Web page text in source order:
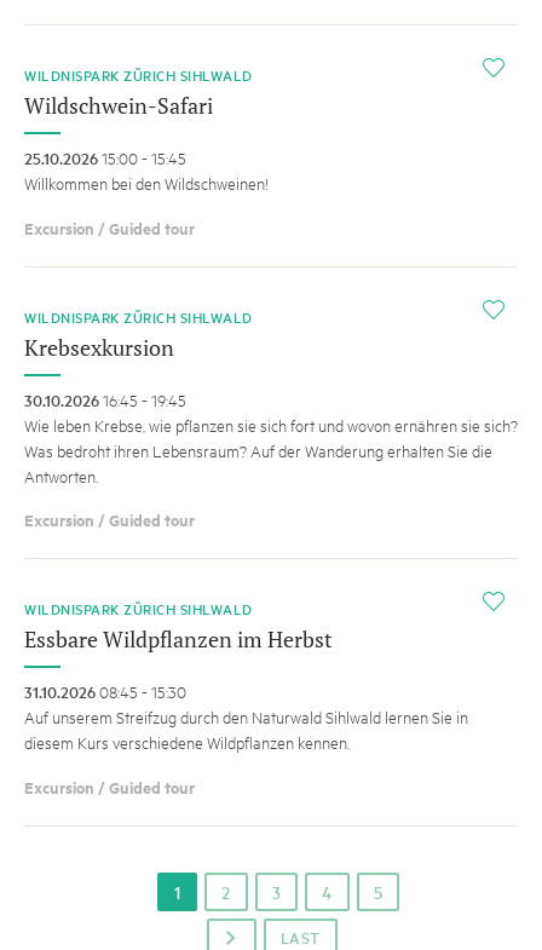
i
WILDNISPARK ZÜRICH SIHLWALD
Wildschwein-Safari
25.10.202615:00 - 15:45
Willkommen bei den Wildschweinen!
Excursion / Guided tour
i
WILDNISPARK ZÜRICH SIHLWALD
Krebsexkursion
30.10.202616:45 - 19:45
Wie leben Krebse, wie pflanzen sie sich fort und wovon ernähren sie sich?
Was bedroht ihren Lebensraum? Auf der Wanderung erhalten Sie die
Antworten.
Excursion / Guided tour
i
WILDNISPARK ZÜRICH SIHLWALD
Essbare Wildpflanzen im Herbst
31.10.202608:45 - 15:30
Auf unserem Streifzug durch den Naturwald Sihlwald lernen Sie in
diesem Kurs verschiedene Wildpflanzen kennen.
Excursion / Guided tour
p LAST
1 2 3 4 5